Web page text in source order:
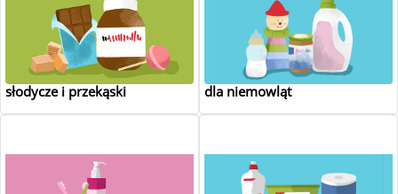
słodycze i przekąski dla niemowląt